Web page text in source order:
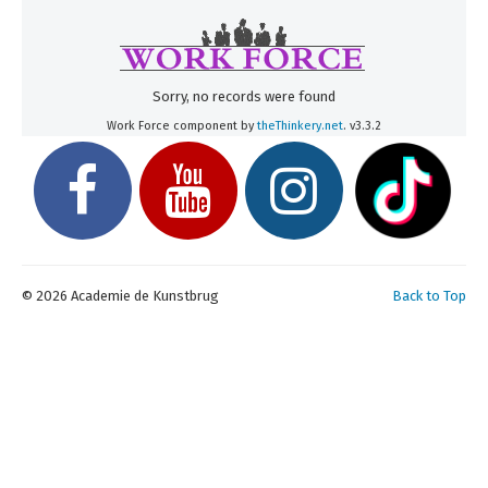
Uurroosters 25-26
Uurroosters 26-27
Contact
Projecten
Aanmelden
Afwezigheden
Woord
Sorry, no records were found
Work Force component bytheThinkery.net. v3.3.2
Back to Top
© 2026 Academie de Kunstbrug